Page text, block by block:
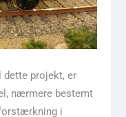
dette projekt, er
nærmere bestemt
i